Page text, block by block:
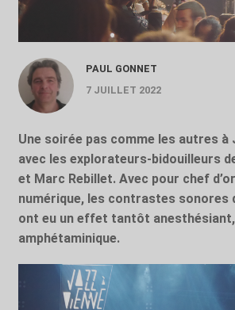
PAUL GONNET
7 JUILLET 2022
Une soirée pas comme les autres à
avec les explorateurs-bidouilleurs
et Marc Rebillet. Avec pour chef
numérique, les contrastes sonores
ont eu un effet tantôt
amphétaminique.